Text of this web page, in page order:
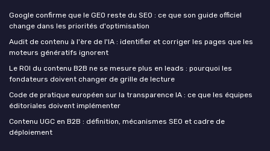
Google confirme que le GEO reste du SEO : ce que son guide officiel
change dans les priorités d'optimisation
Audit de contenu à l'ère de l'IA : identifier et corriger les pages que les
moteurs génératifs ignorent
Le ROI du contenu B2B ne se mesure plus en leads : pourquoi les
fondateurs doivent changer de grille de lecture
Code de pratique européen sur la transparence IA : ce que les équipes
éditoriales doivent implémenter
Contenu UGC en B2B : définition, mécanismes SEO et cadre de
déploiement